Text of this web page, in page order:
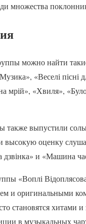
множества
можно найти
«Веселі пісні
мрій», «Хвиля»,
также выпустили
высокую оценку
и «Машина
«Воплі
и оригинальными
становятся хитами
в музыкальных